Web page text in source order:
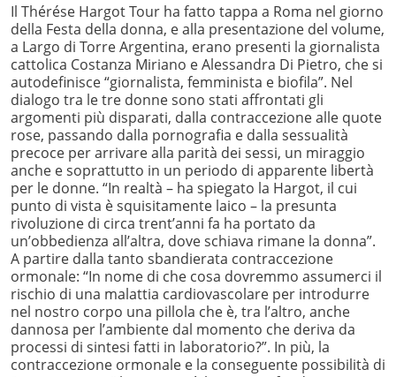
Il Thérése Hargot Tour ha fatto tappa a Roma nel giorno
della Festa della donna, e alla presentazione del volume,
a Largo di Torre Argentina, erano presenti la giornalista
cattolica Costanza Miriano e Alessandra Di Pietro, che si
autodefinisce “giornalista, femminista e biofila”. Nel
dialogo tra le tre donne sono stati affrontati gli
argomenti più disparati, dalla contraccezione alle quote
rose, passando dalla pornografia e dalla sessualità
precoce per arrivare alla parità dei sessi, un miraggio
anche e soprattutto in un periodo di apparente libertà
per le donne. “In realtà – ha spiegato la Hargot, il cui
punto di vista è squisitamente laico – la presunta
rivoluzione di circa trent’anni fa ha portato da
un’obbedienza all’altra, dove schiava rimane la donna”.
A partire dalla tanto sbandierata contraccezione
ormonale: “In nome di che cosa dovremmo assumerci il
rischio di una malattia cardiovascolare per introdurre
nel nostro corpo una pillola che è, tra l’altro, anche
dannosa per l’ambiente dal momento che deriva da
processi di sintesi fatti in laboratorio?”. In più, la
contraccezione ormonale e la conseguente possibilità di